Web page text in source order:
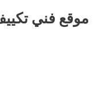
موقع فني